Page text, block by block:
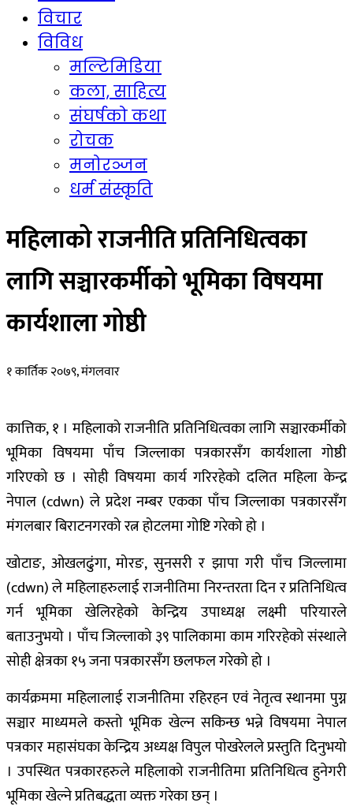
विचार
विविध
मल्टिमिडिया
कला, साहित्य
संघर्षको कथा
रोचक
मनोरञ्जन
धर्म संस्कृति
महिलाको राजनीति प्रतिनिधित्वका
लागि सञ्चारकर्मीको भूमिका विषयमा
कार्यशाला गोष्ठी
१ कार्तिक २०७९, मंगलवार
कात्तिक, १ । महिलाको राजनीति प्रतिनिधित्वका लागि सञ्चारकर्मीको
भूमिका विषयमा पाँच जिल्लाका पत्रकारसँग कार्यशाला गोष्ठी
गरिएको छ । सोही विषयमा कार्य गरिरहेको दलित महिला केन्द्र
नेपाल (cdwn) ले प्रदेश नम्बर एकका पाँच जिल्लाका पत्रकारसँग
मंगलबार बिराटनगरको रत्न होटलमा गोष्टि गरेको हो ।
खोटाङ, ओखलढुंगा, मोरङ, सुनसरी र झापा गरी पाँच जिल्लामा
(cdwn) ले महिलाहरुलाई राजनीतिमा निरन्तरता दिन र प्रतिनिधित्व
गर्न भूमिका खेलिरहेको केन्द्रिय उपाध्यक्ष लक्ष्मी परियारले
बताउनुभयो । पाँच जिल्लाको ३९ पालिकामा काम गरिरहेको संस्थाले
सोही क्षेत्रका १५ जना पत्रकारसँग छलफल गरेको हो ।
कार्यक्रममा महिलालाई राजनीतिमा रहिरहन एवं नेतृत्व स्थानमा पुग्न
सञ्चार माध्यमले कस्तो भूमिक खेल्न सकिन्छ भन्ने विषयमा नेपाल
पत्रकार महासंघका केन्द्रिय अध्यक्ष विपुल पोखरेलले प्रस्तुति दिनुभयो
। उपस्थित पत्रकारहरुले महिलाको राजनीतिमा प्रतिनिधित्व हुनेगरी
भूमिका खेल्ने प्रतिबद्धता व्यक्त गरेका छन् ।